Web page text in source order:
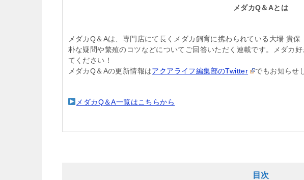
メダカQ＆Aとは
メダカQ＆Aは、専門店にて長くメダカ飼育に携わられている大場 貴
朴な疑問や繁殖のコツなどについてご回答いただく連載です。メダカ
てください！
メダカQ＆Aの更新情報はアクアライフ編集部のTwitter でもお知らせ
メダカQ＆A一覧はこちらから
目次